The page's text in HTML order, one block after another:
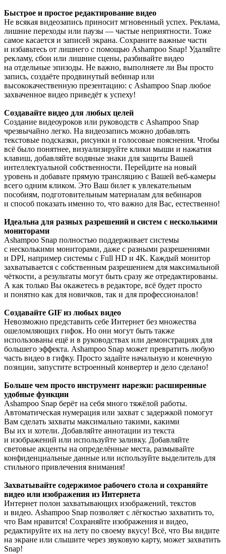
Быстрое и простое редактирование видео
Не всякая видеозапись приносит мгновенный успех. Реклама,
лишние переходы или паузы — частые неприятности. Тоже
самое касается и записей экрана. Сохраните важные части
и избавьтесь от лишнего с помощью Ashampoo Snap! Удаляйте
рекламу, сбои или лишние сцены, разбивайте видео
на отдельные эпизоды. Не важно, выполняете ли Вы просто
запись, создаёте продвинутый вебинар или
высококачественную презентацию: с Ashampoo Snap любое
захваченное видео приведёт к успеху!
Создавайте видео для любых целей
Создание видеоуроков или руководств с Ashampoo Snap
чрезвычайно легко. На видеозапись можно добавлять
текстовые подсказки, рисунки и голосовые пояснения. Чтобы
всё было понятнее, визуализируйте клики мыши и нажатия
клавиш, добавляйте водяные знаки для защиты Вашей
интеллектуальной собственности. Перейдите на новый
уровень и добавьте прямую трансляцию с Вашей веб-камеры
всего одним кликом. Это Ваш билет к увлекательным
пособиям, подготовительным материалам для вебинаров
и способ показать именно то, что важно для Вас, естественно!
Идеальна для разных разрешений и систем с несколькими
мониторами
Ashampoo Snap полностью поддерживает системы
с несколькими мониторами, даже с разными разрешениями
и DPI, например системы с Full HD и 4K. Каждый монитор
захватывается с собственным разрешением для максимальной
чёткости, а результаты могут быть сразу же отредактированы.
А как только Вы окажетесь в редакторе, всё будет просто
и понятно как для новичков, так и для профессионалов!
Создавайте GIF из любых видео
Невозможно представить себе Интернет без множества
ошеломляющих гифок. Но они могут быть также
использованы ещё и в руководствах или демонстрациях для
большего эффекта. Ashampoo Snap может превратить любую
часть видео в гифку. Просто задайте начальную и конечную
позиции, запустите встроенный конвертер и дело сделано!
Больше чем просто инструмент нарезки: расширенные
удобные функции
Ashampoo Snap берёт на себя много тяжёлой работы.
Автоматическая нумерация или захват с задержкой помогут
Вам сделать захваты максимально такими, какими
Вы их и хотели. Добавляйте аннотации из текста
и изображений или используйте заливку. Добавляйте
световые акценты на определённые места, размывайте
конфиденциальные данные или используйте выделитель для
стильного привлечения внимания!
Захватывайте содержимое рабочего стола и сохраняйте
видео или изображения из Интернета
Интернет полон захватывающих изображений, текстов
и видео. Ashampoo Snap позволяет с лёгкостью захватить то,
что Вам нравится! Сохраняйте изображения и видео,
редактируйте их на лету по своему вкусу! Всё, что Вы видите
на экране или слышите через звуковую карту, может захватить
Snap!